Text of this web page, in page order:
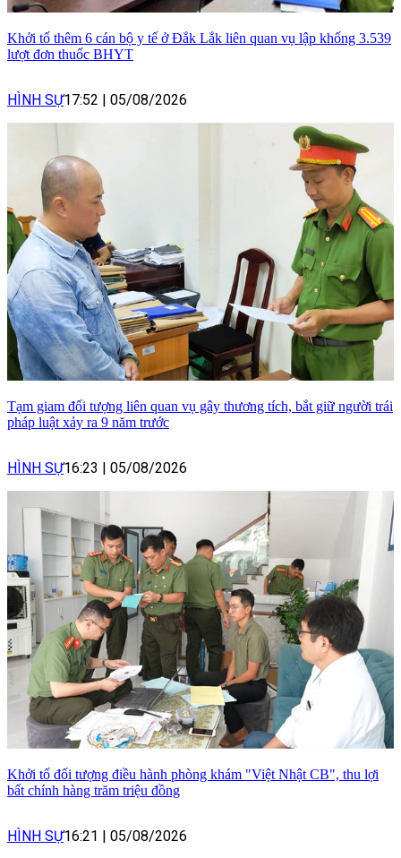
Khởi tố thêm 6 cán bộ y tế ở Đắk Lắk liên quan vụ lập khống 3.539
lượt đơn thuốc BHYT
HÌNH SỰ17:52 | 05/08/2026
Tạm giam đối tượng liên quan vụ gây thương tích, bắt giữ người trái
pháp luật xảy ra 9 năm trước
HÌNH SỰ16:23 | 05/08/2026
Khởi tố đối tượng điều hành phòng khám "Việt Nhật CB", thu lợi
bất chính hàng trăm triệu đồng
HÌNH SỰ16:21 | 05/08/2026